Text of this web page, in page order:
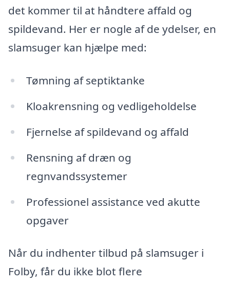
det kommer til at håndtere affald og
spildevand. Her er nogle af de ydelser, en
slamsuger kan hjælpe med:
Tømning af septiktanke
Kloakrensning og vedligeholdelse
Fjernelse af spildevand og affald
Rensning af dræn og
regnvandssystemer
Professionel assistance ved akutte
opgaver
Når du indhenter tilbud på slamsuger i
Folby, får du ikke blot flere